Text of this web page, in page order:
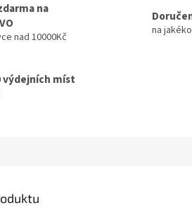
na
nad 10000Kč
na
výdejních míst